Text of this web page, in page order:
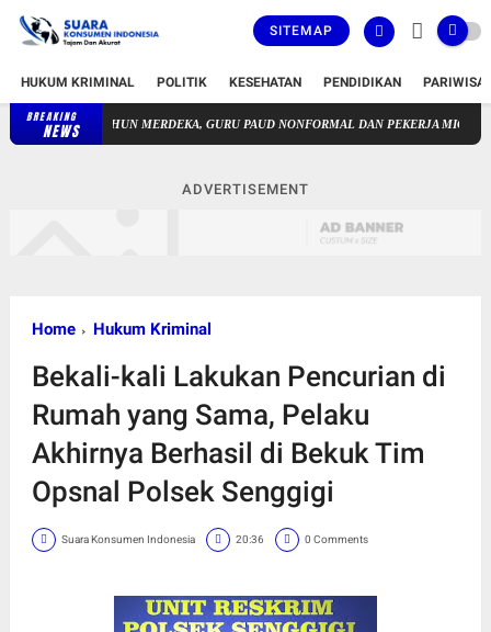
SITEMAP
HUKUM KRIMINAL POLITIK KESEHATAN PENDIDIKAN
BREAKING
NEWS
81 TAHUN MERDEKA, GURU PAUD NONFORMAL DAN PEKERJA MIGRAN MASIH
ADVERTISEMENT
Home Hukum Kriminal
Bekali-kali Lakukan Pencurian di
Rumah yang Sama, Pelaku
Akhirnya Berhasil di Bekuk Tim
Opsnal Polsek Senggigi
Suara Konsumen Indonesia 20:36 0 Comments